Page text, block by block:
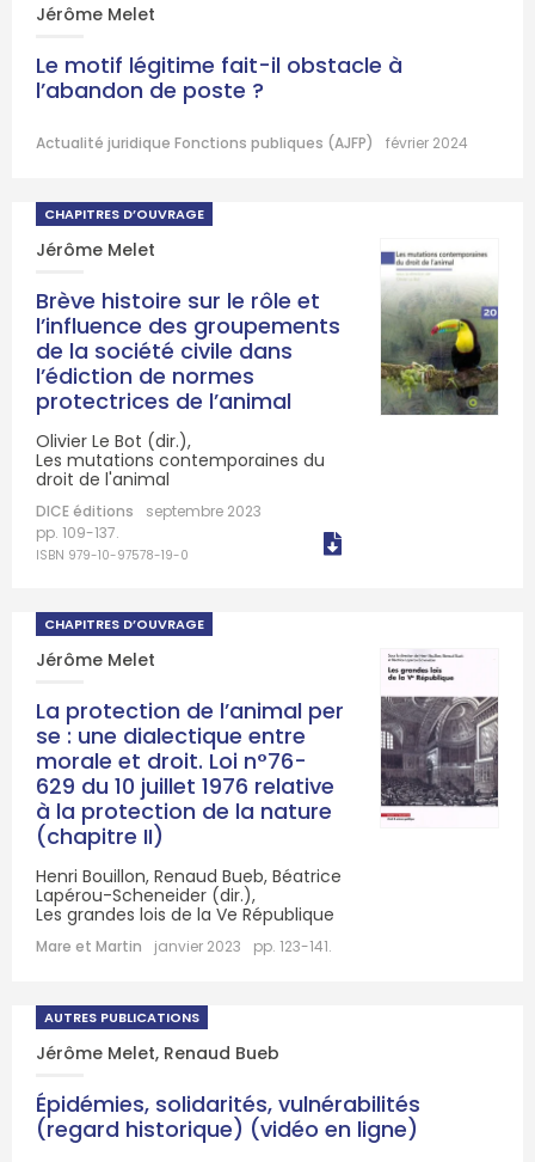
Jérôme Melet
Le motif légitime fait-il obstacle à
l’abandon de poste ?
Actualité juridique Fonctions publiques (AJFP) février 2024
CHAPITRES D’OUVRAGE
Jérôme Melet
Brève histoire sur le rôle et
l’influence des groupements
de la société civile dans
l’édiction de normes
protectrices de l’animal
Olivier Le Bot (dir.),
Les mutations contemporaines du
droit de l'animal
DICE éditions
septembre 2023
pp. 109-137.
ISBN 979-10-97578-19-0
CHAPITRES D’OUVRAGE
Jérôme Melet
La protection de l’animal per
se : une dialectique entre
morale et droit. Loi n°76-
629 du 10 juillet 1976 relative
à la protection de la nature
(chapitre II)
Henri Bouillon, Renaud Bueb, Béatrice
Lapérou-Scheneider (dir.),
Les grandes lois de la Ve République
Mare et Martin janvier 2023 pp. 123-141.
AUTRES PUBLICATIONS
Jérôme Melet, Renaud Bueb
Épidémies, solidarités, vulnérabilités
(regard historique) (vidéo en ligne)